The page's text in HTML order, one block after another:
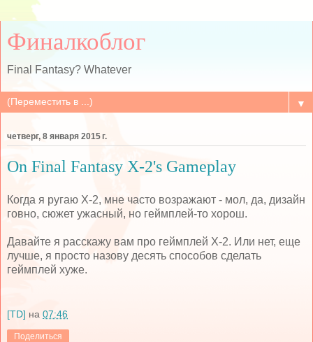
Финалкоблог
Final Fantasy? Whatever
▼
четверг, 8 января 2015 г.
On Final Fantasy X-2's Gameplay
Когда я ругаю Х-2, мне часто возражают - мол, да, дизайн
говно, сюжет ужасный, но геймплей-то хорош.
Давайте я расскажу вам про геймплей Х-2. Или нет, еще
лучше, я просто назову десять способов сделать
геймплей хуже.
[TD] на 07:46
Поделиться